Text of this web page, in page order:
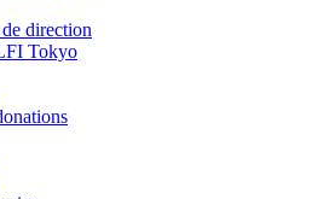
direction
Tokyo